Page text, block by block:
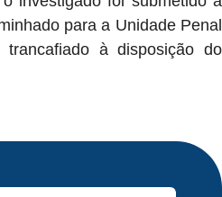
para a Unidade Penal
à disposição do